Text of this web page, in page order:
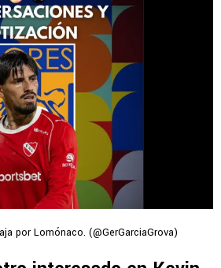
por Lomónaco. (@GerGarciaGrova)